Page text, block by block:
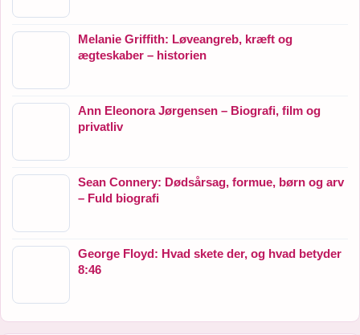
Melanie Griffith: Løveangreb, kræft og
ægteskaber – historien
Ann Eleonora Jørgensen – Biografi, film og
privatliv
Sean Connery: Dødsårsag, formue, børn og arv
– Fuld biografi
George Floyd: Hvad skete der, og hvad betyder
8:46